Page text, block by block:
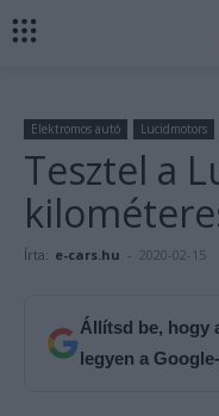
Elektromos autó Lucidmotors
Tesztel a
Írta: e-cars.hu - 2020-02-15
Állítsd be, hogy
legyen a